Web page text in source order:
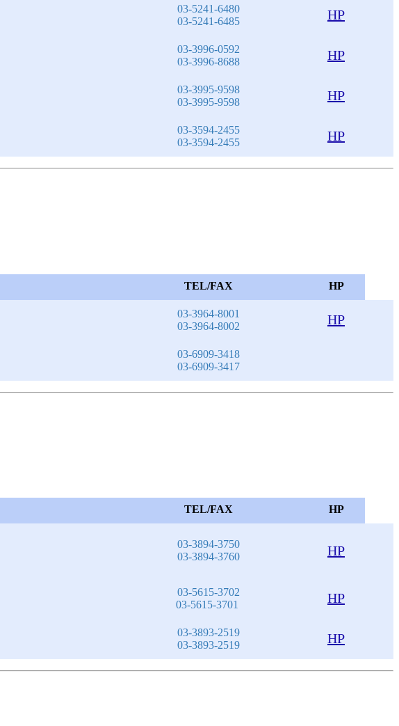
03-5241-6480
03-5241-6485
HP
03-3996-0592
03-3996-8688
HP
03-3995-9598
03-3995-9598
HP
03-3594-2455
03-3594-2455
HP
TEL/FAX HP
03-3964-8001
03-3964-8002
HP
03-6909-3418
03-6909-3417
TEL/FAX HP
03-3894-3750
03-3894-3760
HP
03-5615-3702
03-5615-3701
HP
03-3893-2519
03-3893-2519
HP